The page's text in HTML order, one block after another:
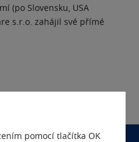
pomocí tlačítka OK
(po Slovensku, USA
s.r.o. zahájil své přímé